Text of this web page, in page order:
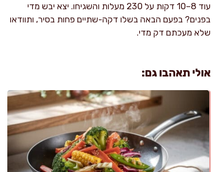
עוד 8–10 דקות על 230 מעלות והשגיחו. יצא יבש מדי
בפנים? בפעם הבאה בשלו דקה-שתיים פחות בסיר, ותוודאו
שלא מעכתם דק מדי.
אולי תאהבו גם: